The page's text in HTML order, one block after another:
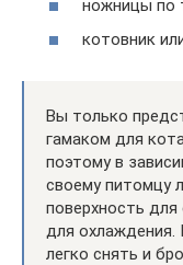
ножницы по
котовник
Вы только
гамаком для
поэтому в
своему питомцу
поверхность для
для охлаждения.
легко снять и